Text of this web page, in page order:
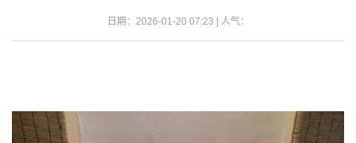
日期：2026-01-20 07:23 | 人气：